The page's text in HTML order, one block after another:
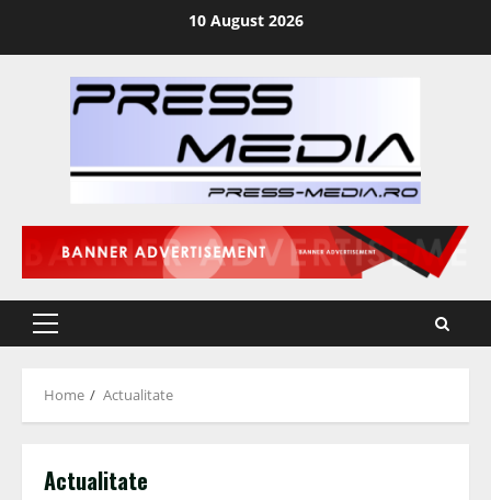
10 August 2026
Primary
Home Actualitate
Actualitate